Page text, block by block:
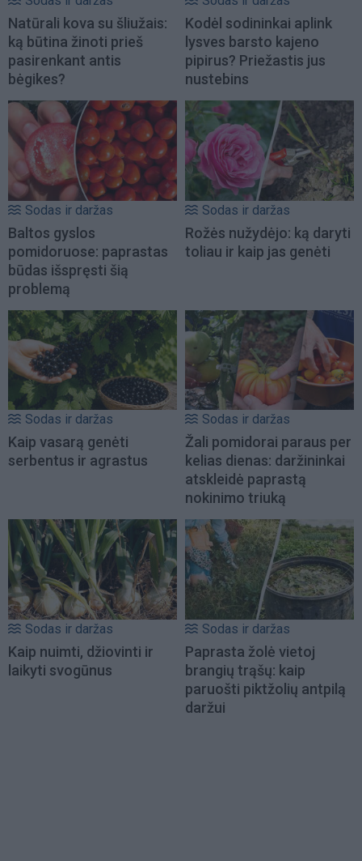
Natūrali kova su šliužais:
ką būtina žinoti prieš
pasirenkant antis
bėgikes?
Kodėl sodininkai aplink
lysves barsto kajeno
pipirus? Priežastis jus
nustebins
Sodas ir daržas
Baltos gyslos
pomidoruose: paprastas
būdas išspręsti šią
problemą
Sodas ir daržas
Rožės nužydėjo: ką daryti
toliau ir kaip jas genėti
Sodas ir daržas
Kaip vasarą genėti
serbentus ir agrastus
Sodas ir daržas
Žali pomidorai paraus per
kelias dienas: daržininkai
atskleidė paprastą
nokinimo triuką
Sodas ir daržas
Kaip nuimti, džiovinti ir
laikyti svogūnus
Sodas ir daržas
Paprasta žolė vietoj
brangių trąšų: kaip
paruošti piktžolių antpilą
daržui